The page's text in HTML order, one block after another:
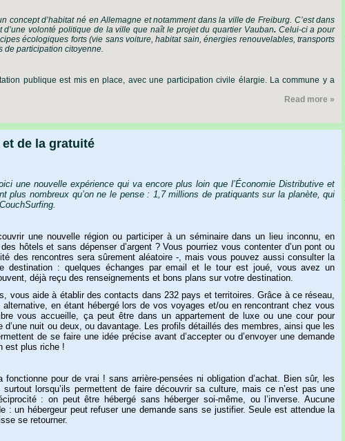
concept d’habitat né en Allemagne et notamment dans la ville de Freiburg. C’est dans
d’une volonté politique de la ville que naît le projet du quartier Vauban. Celui-ci a pour
écologiques forts (vie sans voiture, habitat sain, énergies renouvelables, transports
de participation citoyenne.
publique est mis en place, avec une participation civile élargie. La commune y a
Read more »
de la gratuité
une nouvelle expérience qui va encore plus loin que l’Économie Distributive et
plus nombreux qu’on ne le pense : 1,7 millions de pratiquants sur la planète, qui
CouchSurfing.
une nouvelle région ou participer à un séminaire dans un lieu inconnu,
en
des hôtels et sans dépenser d’argent ? Vous pourriez vous contenter d’un pont ou
des rencontres sera sûrement aléatoire -, mais vous pouvez aussi consulter la
destination : quelques échanges par email et le tour est joué, vous avez un
déjà reçu des renseignements et bons plans sur votre destination.
vous aide à établir des contacts dans 232 pays et territoires. Grâce à ce réseau,
alternative, en étant hébergé lors de vos voyages et/ou en rencontrant chez vous
vous accueille, ça peut être dans un appartement de luxe ou une cour pour
d’une nuit ou deux, ou davantage. Les profils détaillés des membres, ainsi que les
de se faire une idée précise avant d’accepter ou d’envoyer une demande
est plus riche !
fonctionne pour de vrai ! sans arrière-pensées ni obligation d’achat. Bien sûr, les
surtout lorsqu’ils permettent de faire découvrir sa culture, mais ce n’est pas une
: on peut être hébergé sans héberger soi-même, ou l’inverse.
Aucune
: un hébergeur peut refuser une demande sans se justifier. Seule est attendue la
se retourner.